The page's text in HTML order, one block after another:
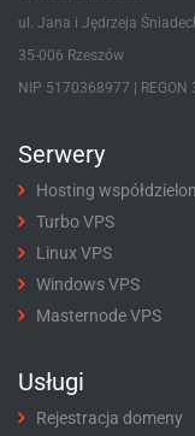
ul. Jana i Jędrzeja
35-006 Rzeszów
NIP 5170368977 | REGON
Serwery
Hosting
Turbo VPS
Linux VPS
Windows VPS
Masternode VPS
Usługi
Rejestracja domeny